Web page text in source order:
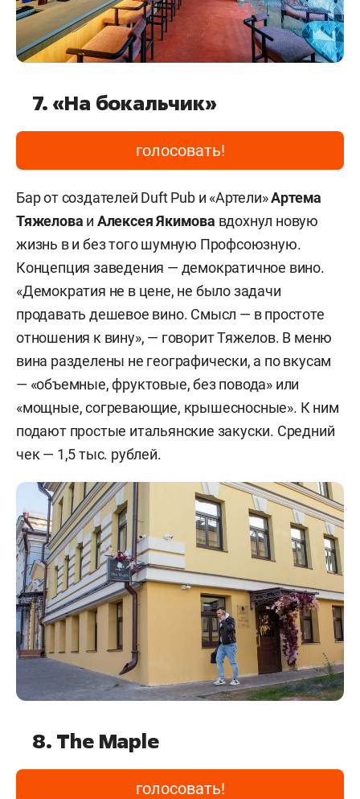
7. «На бокальчик»
голосовать!
Бар от создателей Duft Pub и «Артели»Артема
Тяжелова и Алексея Якимова вдохнул новую
жизнь в и без того шумную Профсоюзную.
Концепция заведения — демократичное вино.
«Демократия не в цене, не было задачи
продавать дешевое вино. Смысл — в простоте
отношения к вину», — говорит Тяжелов. В меню
вина разделены не географически, а по вкусам
— «объемные, фруктовые, без повода» или
«мощные, согревающие, крышесносные». К ним
подают простые итальянские закуски. Средний
чек — 1,5 тыс. рублей.
8. The Maple
голосовать!